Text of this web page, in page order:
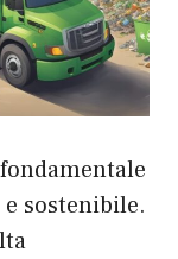
sostenibile.